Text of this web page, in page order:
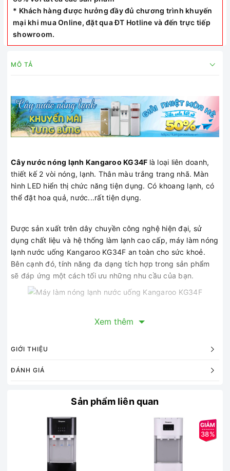
* Khách hàng được hưởng đầy đủ chương trình khuyến
mại khi mua Online, đặt qua ĐT Hotline và đến trực tiếp
showroom.
MÔ TẢ
Cây nước nóng lạnh Kangaroo KG34F là loại liên doanh,
thiết kế 2 vòi nóng, lạnh. Thân màu trắng trang nhã. Màn
hình LED hiển thị chức năng tiện dụng. Có khoang lạnh, có
thể đặt hoa quả, nước...rất tiện dụng.
Được sản xuất trên dây chuyền công nghệ hiện đại, sử
dụng chất liệu và hệ thống làm lạnh cao cấp, máy làm nóng
lạnh nước uống Kangaroo KG34F an toàn cho sức khoẻ.
Bên cạnh đó, tính năng đa dạng tích hợp trong sản phẩm
sẽ đáp ứng một cách tối ưu những nhu cầu của bạn.
với nhiều không gian nội thất như phòng khách, phòng bếp
gia đình, phòng họp, văn phòng công ty, trường học, cửa
Xem thêm
GIỚI THIỆU
ĐÁNH GIÁ
Sản phẩm liên quan
38%